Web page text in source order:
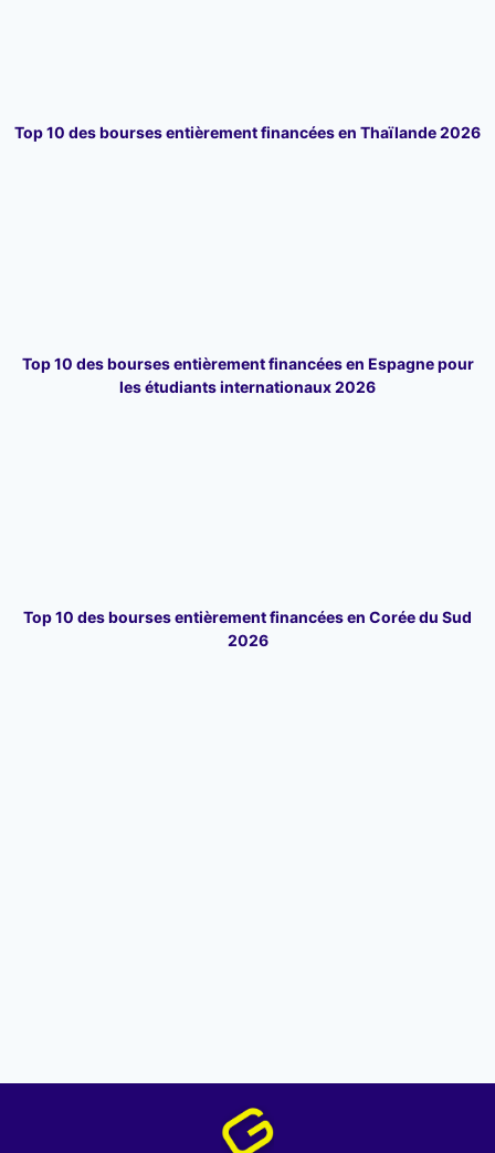
Top 10 des bourses entièrement financées en Thaïlande 2026
Top 10 des bourses entièrement financées en Espagne pour
les étudiants internationaux 2026
Top 10 des bourses entièrement financées en Corée du Sud
2026